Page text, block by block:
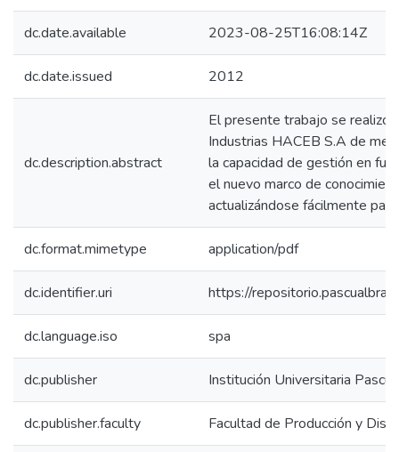
dc.date.available 2023-08-25T16:08:14Z
dc.date.issued 2012
dc.description.abstract
El presente trabajo se realizó
Industrias HACEB S.A de
la capacidad de gestión en
el nuevo marco de
actualizándose fácilmente
dc.format.mimetype application/pdf
dc.identifier.uri https://
dc.language.iso spa
dc.publisher Institución Universitaria
dc.publisher.faculty Facultad de Producción y